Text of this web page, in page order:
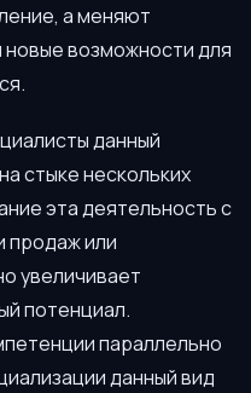
а меняют
возможности для
данный
стыке нескольких
эта деятельность с
продаж или
увеличивает
потенциал.
параллельно
данный вид